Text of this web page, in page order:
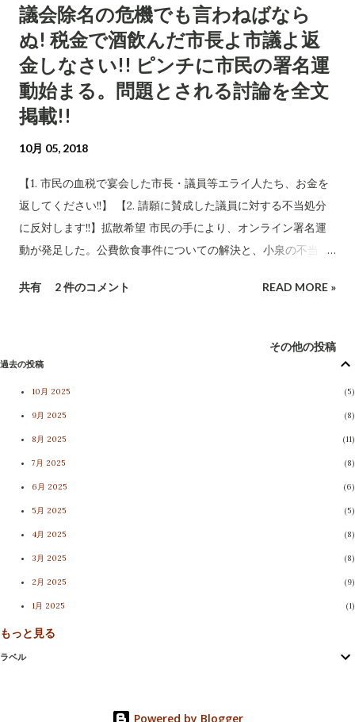
る。「市議会で反対意見が出た」、「『「市民の理解を得られ
るか」といった意見が出た』」というのは、何れも小泉の一般
質問のことだ。他にこの件で質問した議員はいないから、間違
いない。 市幹部の「異例の変更」というコメントはもっとも
で、小泉も審議会の方針がひっくり返ることまでは想定してい
なかった。それだけに、望外の大成果だ。 但し、審議会事務局
に問い合わせたところ、審議会では特に小泉発言への言及があ
与えたというのは、朝日の記者さんが取材を通じて確証を得た
のだろう。もしかすると、やり直し審議のために審議会委員と
連絡を取った事務局が、市議会の動向などを伝えてあったのか
もしれない。 【一市民の意見を気にした審議会】 10月19日の
信濃毎日新聞北信版から引用する。 「8月の前回会合で1.42%の
議会除名の危機でも言わねばなら
ぬ! 税金で酒飲んだ市長よ市議よ返
金しなさい!! ピンチに市民の署名運
動始まる。問題とされる討論を全文
掲載!!
10月 05, 2018
【1. 市民の血税で宴会した市長・議員等エライ人たち、お金を
返してください!!】 【2. 請願に賛成した議員に対する不当処分
に反対します!!】拡散希望 市民の手により、オンライン署名運
動が発足した。公費飲食事件についての解決と、小泉の不当処
をお願いします!! 署名により得られた個人情報は、目的外には
に詳述してあります。 市民を応援したら懲罰動議!? 1人対35人
でも退かぬ! 媚びぬ! 省みぬ!! 議会の信頼回復を求める小泉一真
より削除されている。今般、匿名市民のご協力により、CATV
動画から当該討論をテキスト情報としてご提供いただいた。広
く市民に議論していただくため、あえて 議事録削除部分-黄色
地に着色した部分-も含めて、以下に掲載 させていただく。こ
れが果たして、懲罰動議に当たるものなのか。敢えて削除せね
ばならない文言なのか。有権者各位の良識に訴え、ご判断を仰
ぐ。 2018年9月25日本会議討論 【小泉一真】千曲衛生施設組合
うことでございます。 この件につきましては、それはいいこ
共有 2 件のコメント READ MORE »
その他の投稿
過去の投稿
10月 2025 5
9月 2025 8
8月 2025 11
7月 2025 8
6月 2025 6
5月 2025 5
4月 2025 8
3月 2025 8
2月 2025 9
1月 2025 1
11月 2024
9
もっと見る
ラベル
Powered by Blogger